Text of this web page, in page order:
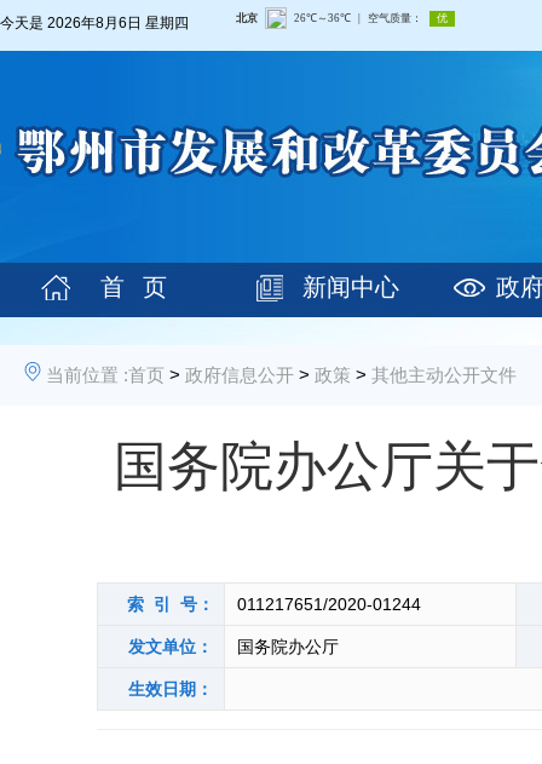
今天是 2026年8月6日 星期四
首 页 新闻中心 政
当前位置 :首页 > 政府信息公开 > 政策 > 其他主动公开文件
国务院办公厅关
索 引 号： 011217651/2020-01244
发文单位： 国务院办公厅
生效日期：